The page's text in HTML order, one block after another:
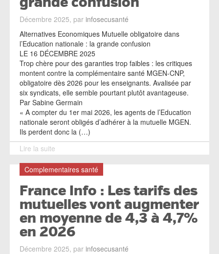
Décembre 2025, par infosecusanté
Alternatives Economiques Mutuelle obligatoire dans
l’Education nationale : la grande confusion
LE 16 DÉCEMBRE 2025
Trop chère pour des garanties trop faibles : les critiques
montent contre la complémentaire santé MGEN-CNP,
obligatoire dès 2026 pour les enseignants. Avalisée par
six syndicats, elle semble pourtant plutôt avantageuse.
Par Sabine Germain
« A compter du 1er mai 2026, les agents de l’Education
nationale seront obligés d’adhérer à la mutuelle MGEN.
Ils perdent donc la (…)
Lire la suite
Complementaires santé
France Info : Les tarifs des
mutuelles vont augmenter
en moyenne de 4,3 à 4,7%
en 2026
Décembre 2025, par infosecusanté